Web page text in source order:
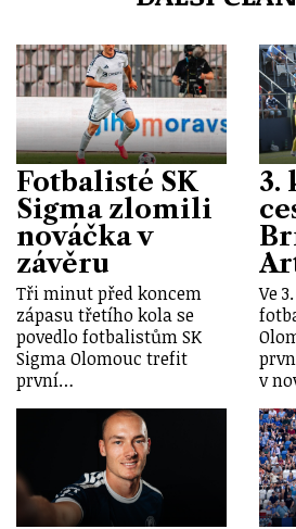
Fotbalisté SK
Sigma zlomili
nováčka v
závěru
Tři minut před koncem
zápasu třetího kola se
povedlo fotbalistům SK
Sigma Olomouc trefit
první…
3.
Ve
v